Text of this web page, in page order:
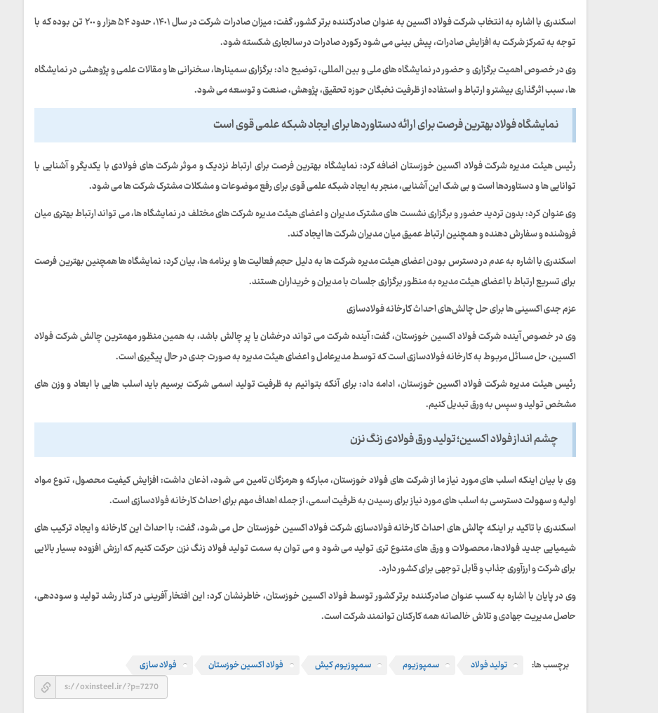
اسکندری با اشاره به انتخاب شرکت فولاد اکسین به عنوان صادرکننده برتر کشور، گفت: میزان صادرات شرکت در سال ۱۴٠۱، حدود ۵۴ هزار و ۲٠٠ تن بوده که با
توجه به تمرکز شرکت به افزایش صادرات، پیش بینی می شود رکورد صادرات در سالجاری شکسته شود.
وی در خصوص اهمیت برگزاری و حضور در نمایشگاه های ملی و بین المللی، توضیح داد: برگزاری سمینارها، سخنرانی ها و مقالات علمی و پژوهشی در نمایشگاه
ها، سبب اثرگذاری بیشتر و ارتباط و استفاده از ظرفیت نخبگان حوزه تحقیق، پژوهش، صنعت و توسعه می شود.
نمایشگاه فولاد بهترین فرصت برای ارائه دستاوردها برای ایجاد شبکه علمی قوی است
رئیس هیئت مدیره شرکت فولاد اکسین خوزستان اضافه کرد: نمایشگاه بهترین فرصت برای ارتباط نزدیک و موثر شرکت های فولادی با یکدیگر و آشنایی با
توانایی ها و دستاوردها است و بی شک این آشنایی، منجر به ایجاد شبکه علمی قوی برای رفع موضوعات و مشکلات مشترک شرکت ها می شود.
وی عنوان کرد: بدون تردید حضور و برگزاری نشست های مشترک مدیران و اعضای هیئت مدیره شرکت های مختلف در نمایشگاه ها، می تواند ارتباط بهتری میان
فروشنده و سفارش دهنده و همچنین ارتباط عمیق میان مدیران شرکت ها ایجاد کند.
اسکندری با اشاره به عدم در دسترس بودن اعضای هیئت مدیره شرکت ها به دلیل حجم فعالیت ها و برنامه ها، بیان کرد: نمایشگاه ها همچنین بهترین فرصت
برای تسریع ارتباط با اعضای هیئت مدیره به منظور برگزاری جلسات با مدیران و خریداران هستند.
عزم جدی اکسینی ها برای حل چالش‌های احداث کارخانه فولادسازی
وی در خصوص آینده شرکت فولاد اکسین خوزستان، گفت: آینده شرکت می تواند درخشان یا پر چالش باشد، به همین منظور مهمترین چالش شرکت فولاد
اکسین، حل مسائل مربوط به کارخانه فولادسازی است که توسط مدیرعامل و اعضای هیئت مدیره به صورت جدی در حال پیگیری است.
رئیس هیئت مدیره شرکت فولاد اکسین خوزستان، ادامه داد: برای آنکه بتوانیم به ظرفیت تولید اسمی شرکت برسیم باید اسلب هایی با ابعاد و وزن های
مشخص تولید و سپس به ورق تبدیل کنیم.
چشم انداز فولاد اکسین؛ تولید ورق فولادی زنگ نزن
وی با بیان اینکه اسلب های مورد نیاز ما از شرکت های فولاد خوزستان، مبارکه و هرمزگان تامین می شود، اذعان داشت: افزایش کیفیت محصول، تنوع مواد
اولیه و سهولت دسترسی به اسلب های مورد نیاز برای رسیدن به ظرفیت اسمی، از جمله اهداف مهم برای احداث کارخانه فولادسازی است.
اسکندری با تاکید بر اینکه چالش های احداث کارخانه فولادسازی شرکت فولاد اکسین خوزستان حل می شود، گفت: با احداث این کارخانه و ایجاد ترکیب های
شیمیایی جدید فولادها، محصولات و ورق های متنوع تری تولید می شود و می توان به سمت تولید فولاد زنگ نزن حرکت کنیم که ارزش افزوده بسیار بالایی
برای شرکت و ارزآوری جذاب و قابل توجهی برای کشور دارد.
وی در پایان با اشاره به کسب عنوان صادرکننده برتر کشور توسط فولاد اکسین خوزستان، خاطرنشان کرد: این افتخار آفرینی در کنار رشد تولید و سوددهی،
حاصل مدیریت جهادی و تلاش خالصانه همه کارکنان توانمند شرکت است.
برچسب ها: تولید فولاد سمپوزیوم سمپوزیوم کیش فولاد اکسین خوزستان فولاد سازی